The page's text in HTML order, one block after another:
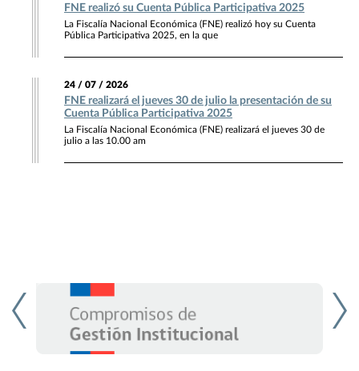
FNE realizó su Cuenta Pública Participativa 2025
La Fiscalía Nacional Económica (FNE) realizó hoy su Cuenta
Pública Participativa 2025, en la que
24 / 07 / 2026
FNE realizará el jueves 30 de julio la presentación de su
Cuenta Pública Participativa 2025
La Fiscalía Nacional Económica (FNE) realizará el jueves 30 de
julio a las 10.00 am